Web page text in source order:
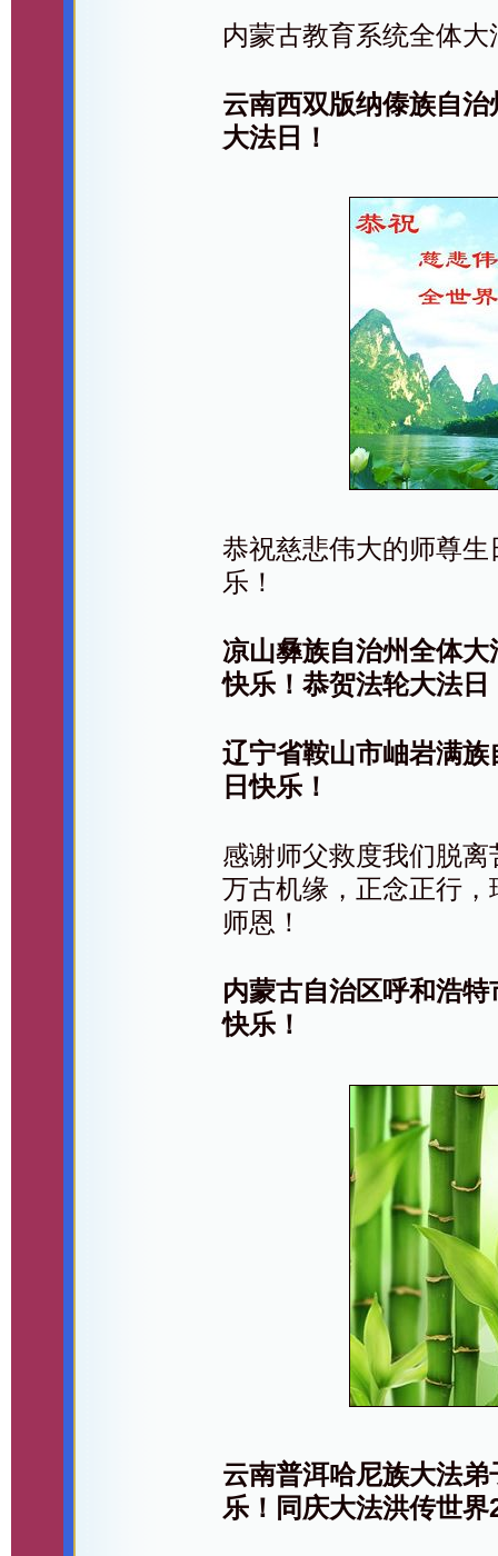
内蒙古教育系统全体
云南西双版纳傣族自
大法日！
恭祝慈悲伟大的师尊
乐！
凉山彝族自治州全体
快乐！恭贺法轮大法日
辽宁省鞍山市岫岩满
日快乐！
感谢师父救度我们脱
万古机缘，正念正行
师恩！
内蒙古自治区呼和浩
快乐！
云南普洱哈尼族大法
乐！同庆大法洪传世界